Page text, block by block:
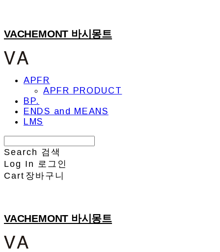
VACHEMONT 바시몽트
APFR
APFR PRODUCT
BP.
ENDS and MEANS
LMS
Search 검색
Log In
로그인
Cart 장바구니
VACHEMONT 바시몽트